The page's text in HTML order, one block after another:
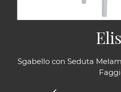
Sgabello con Seduta